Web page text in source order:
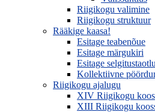
Riigikogu valimine
Riigikogu struktuur
Rääkige kaasa!
Esitage teabenõue
Esitage märgukiri
Esitage
Kollektiivne
Riigikogu ajalugu
XIV Riigikogu
XIII Riigikogu